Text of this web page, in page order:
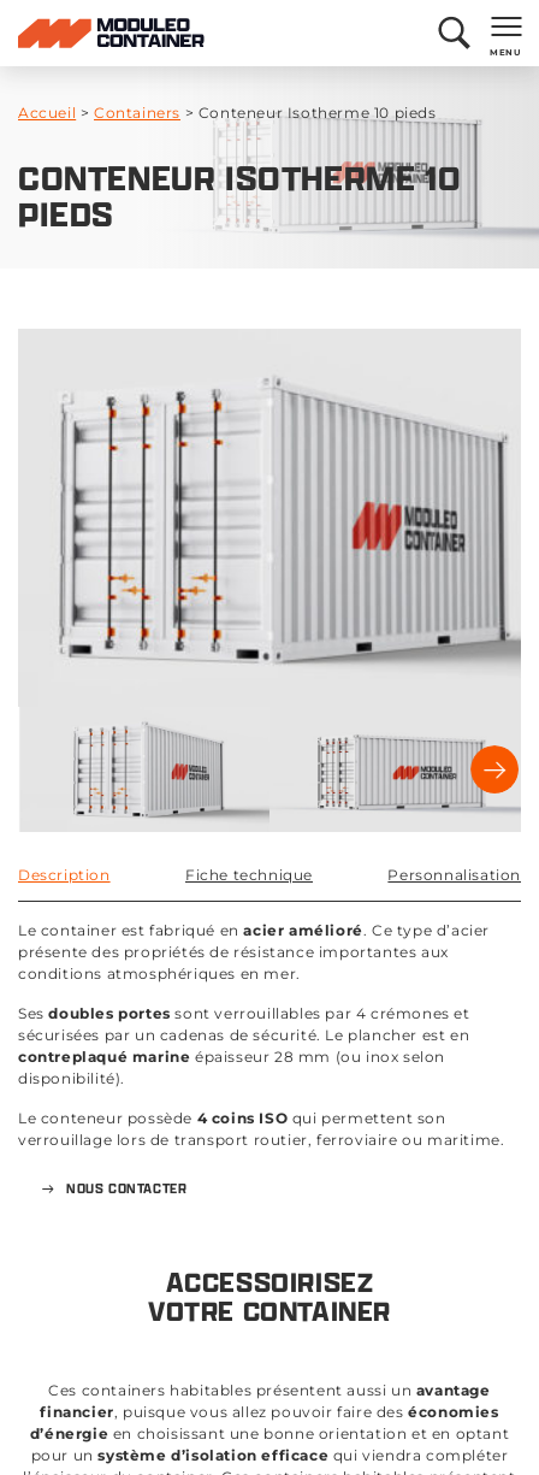
MENU
Accueil >Containers > Conteneur Isotherme 10 pieds
CONTENEUR ISOTHERME 10
PIEDS
Description Fiche technique Personnalisation
Le container est fabriqué enacier amélioré. Ce type d’acier
présente des propriétés de résistance importantes aux
conditions atmosphériques en mer.
Sesdoubles portes sont verrouillables par 4 crémones et
sécurisées par un cadenas de sécurité. Le plancher est en
contreplaqué marine épaisseur 28 mm (ou inox selon
disponibilité).
Le conteneur possède 4 coins ISO qui permettent son
verrouillage lors de transport routier, ferroviaire ou maritime.
NOUS CONTACTER
ACCESSOIRISEZ
VOTRE CONTAINER
Ces containers habitables présentent aussi un avantage
financier, puisque vous allez pouvoir faire deséconomies
d’énergie en choisissant une bonne orientation et en optant
pour unsystème d’isolation efficace qui viendra compléter